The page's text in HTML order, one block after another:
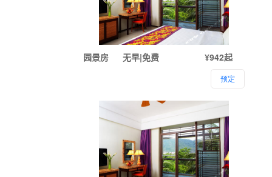
园景房 ¥942起
无早|免费
预定